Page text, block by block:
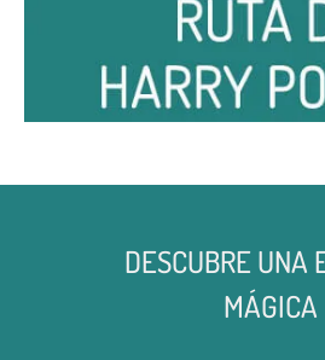
DESCUBRE UNA
MÁGICA